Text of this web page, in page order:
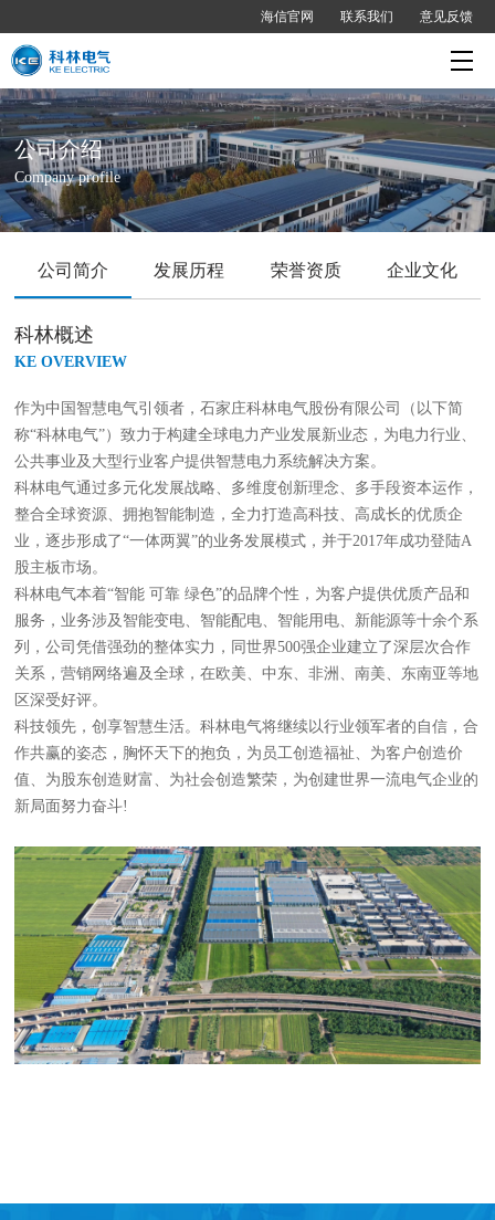
海信官网 联系我们 意见反馈
公司介绍
Company profile
公司简介 发展历程 荣誉资质 企业文化
科林概述
KE OVERVIEW
作为中国智慧电气引领者，石家庄科林电气股份有限公司（以下简
称“科林电气”）致力于构建全球电力产业发展新业态，为电力行业、
公共事业及大型行业客户提供智慧电力系统解决方案。
科林电气通过多元化发展战略、多维度创新理念、多手段资本运作，
整合全球资源、拥抱智能制造，全力打造高科技、高成长的优质企
业，逐步形成了“一体两翼”的业务发展模式，并于2017年成功登陆A
股主板市场。
科林电气本着“智能 可靠 绿色”的品牌个性，为客户提供优质产品和
服务，业务涉及智能变电、智能配电、智能用电、新能源等十余个系
列，公司凭借强劲的整体实力，同世界500强企业建立了深层次合作
关系，营销网络遍及全球，在欧美、中东、非洲、南美、东南亚等地
区深受好评。
科技领先，创享智慧生活。科林电气将继续以行业领军者的自信，合
作共赢的姿态，胸怀天下的抱负，为员工创造福祉、为客户创造价
值、为股东创造财富、为社会创造繁荣，为创建世界一流电气企业的
新局面努力奋斗!